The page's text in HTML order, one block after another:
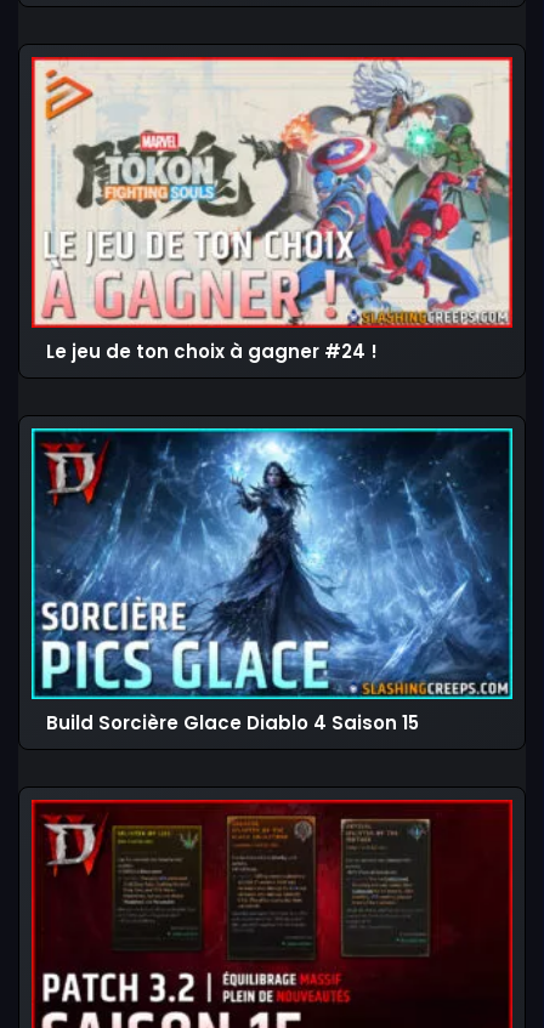
Le jeu de ton choix à gagner #24 !
Build Sorcière Glace Diablo 4 Saison 15